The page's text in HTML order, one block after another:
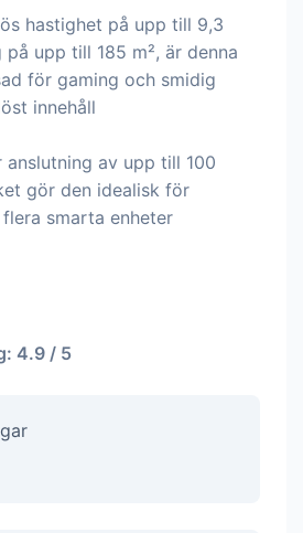
hastighet på upp till 9,3
upp till 185 m², är denna
för gaming och smidig
innehåll
av upp till 100
gör den idealisk för
smarta enheter
4.9 / 5